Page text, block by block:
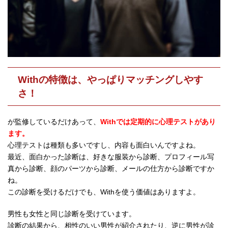
Withの特徴は、やっぱりマッチングしやす
さ！
が監修しているだけあって、 Withでは定期的に心理テストがあり
ます。
心理テストは種類も多いですし、内容も面白いんですよね。
最近、面白かった診断は、好きな服装から診断、プロフィール写
真から診断、顔のパーツから診断、メールの仕方から診断ですか
ね。
この診断を受けるだけでも、Withを使う価値はありますよ。
男性も女性と同じ診断を受けています。
診断の結果から、相性のいい男性が紹介されたり、逆に男性が診